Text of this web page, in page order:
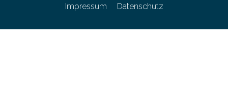
Impressum Datenschutz